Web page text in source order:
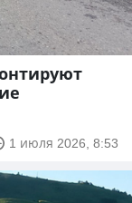
1 июля 2026, 8:53